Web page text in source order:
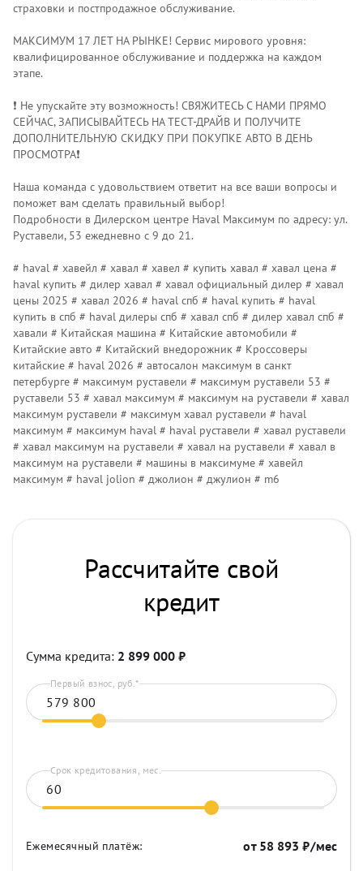
страховки и постпродажное обслуживание.
МАКСИМУМ 17 ЛЕТ НА РЫНКЕ! Сервис мирового уровня:
квалифицированное обслуживание и поддержка на каждом
этапе.
❗️ Не упускайте эту возможность! СВЯЖИТЕСЬ С НАМИ ПРЯМО
СЕЙЧАС, ЗАПИСЫВАЙТЕСЬ НА ТЕСТ-ДРАЙВ И ПОЛУЧИТЕ
ДОПОЛНИТЕЛЬНУЮ СКИДКУ ПРИ ПОКУПКЕ АВТО В ДЕНЬ
ПРОСМОТРА❗️
Наша команда с удовольствием ответит на все ваши вопросы и
поможет вам сделать правильный выбор!
Подробности в Дилерском центре Наvаl Максимум по адресу: ул.
Руставели, 53 ежедневно с 9 до 21.
# haval # хавейл # хавал # хавел # купить хавал # хавал цена #
haval купить # дилер хавал # хавал официальный дилер # хавал
цены 2025 # хавал 2026 # haval спб # haval купить # haval
купить в спб # haval дилеры спб # хавал спб # дилер хавал спб #
хавали # Китайская машина # Китайские автомобили #
Китайские авто # Китайский внедорожник # Кроссоверы
китайские # haval 2026 # автосалон максимум в санкт
петербурге # максимум руставели # максимум руставели 53 #
руставели 53 # хавал максимум # максимум на руставели # хавал
максимум руставели # максимум хавал руставели # haval
максимум # максимум haval # haval руставели # хавал руставели
# хавал максимум на руставели # хавал на руставели # хавал в
максимум на руставели # машины в максимуме # хавейл
максимум # haval jolion # джолион # джулион # m6
Рассчитайте свой
кредит
Сумма кредита: 2 899 000 ₽
Первый взнос, руб.*
Срок кредитования, мес.
Ежемесячный платёж: от 58 893 ₽/мес